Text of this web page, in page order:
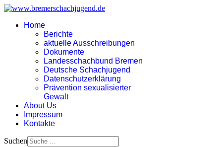
Home
Berichte
aktuelle Ausschreibungen
Dokumente
Landesschachbund Bremen
Deutsche Schachjugend
Datenschutzerklärung
Prävention sexualisierter
Gewalt
About Us
Impressum
Kontakte
Suchen